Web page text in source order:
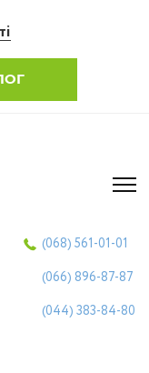
(068) 561-01-01
(066) 896-87-87
(044) 383-84-80